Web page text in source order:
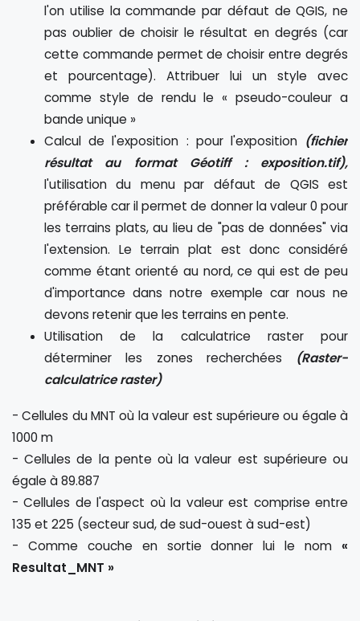
l'on utilise la commande par défaut de QGIS, ne
pas oublier de choisir le résultat en degrés (car
cette commande permet de choisir entre degrés
et pourcentage). Attribuer lui un style avec
comme style de rendu le « pseudo-couleur a
bande unique »
Calcul de l'exposition : pour l'exposition (fichier
résultat au format Géotiff : exposition.tif),
l'utilisation du menu par défaut de QGIS est
préférable car il permet de donner la valeur 0 pour
les terrains plats, au lieu de "pas de données" via
l'extension. Le terrain plat est donc considéré
comme étant orienté au nord, ce qui est de peu
d'importance dans notre exemple car nous ne
devons retenir que les terrains en pente.
Utilisation de la calculatrice raster pour
déterminer les zones recherchées (Raster-
calculatrice raster)
- Cellules du MNT où la valeur est supérieure ou égale à
1000 m
- Cellules de la pente où la valeur est supérieure ou
égale à 89.887
- Cellules de l'aspect où la valeur est comprise entre
135 et 225 (secteur sud, de sud-ouest à sud-est)
- Comme couche en sortie donner lui le nom «
Resultat_MNT »